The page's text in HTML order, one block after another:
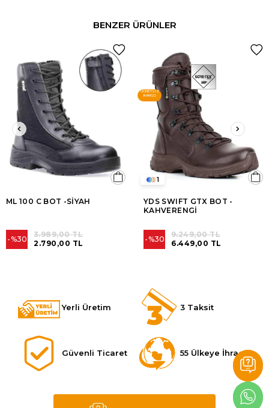
BENZER ÜRÜNLER
ML 100 C BOT -SİYAH
%30 2.790,00 TL
3.989,00 TL
YDS SWIFT GTX BOT -
KAHVERENGİ
%30 6.449,00 TL
9.249,00 TL
1
ÜCRETSIZ
KARGO
Yerli Üretim 3 Taksit
Güvenli Ticaret 55 Ülkeye İhracat